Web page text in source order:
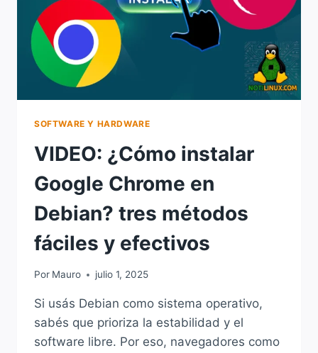
SOFTWARE Y HARDWARE
VIDEO: ¿Cómo instalar
Google Chrome en
Debian? tres métodos
fáciles y efectivos
Por Mauro julio 1, 2025
Si usás Debian como sistema operativo,
sabés que prioriza la estabilidad y el
software libre. Por eso, navegadores como